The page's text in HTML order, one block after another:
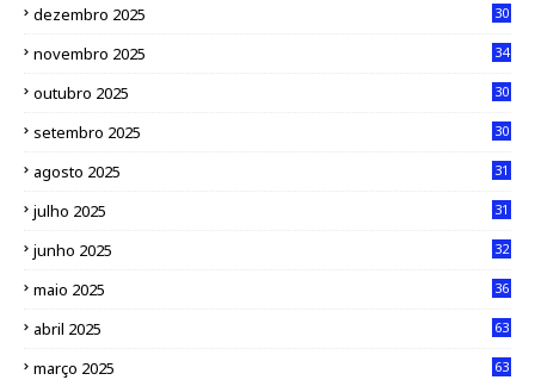
dezembro 2025 30
novembro 2025 34
outubro 2025 30
setembro 2025 30
agosto 2025 31
julho 2025 31
junho 2025 32
maio 2025 36
abril 2025 63
março 2025 63